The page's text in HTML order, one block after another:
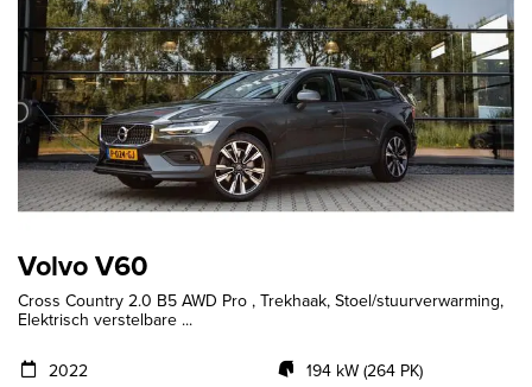
Volvo V60
Cross Country 2.0 B5 AWD Pro , Trekhaak, Stoel/stuurverwarming,
Elektrisch verstelbare ...
2022
194 kW (264 PK)